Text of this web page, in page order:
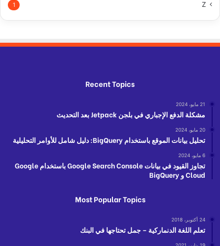
Z
1
Recent Topics
21 مايو، 2024
مشكلة الدفع الإجباري في بلجن Jetpack بعد التحديث
20 مايو، 2024
تحليل بيانات الموقع باستخدام BigQuery: دليل شامل للأوامر التحليلية
6 مايو، 2024
تجاوز القيود في بيانات Google Search Console باستخدام Google
Cloud و BigQuery
Most Popular Topics
24 أكتوبر، 2018
تعلم اللغة الدنماركية – جمل تحتاجها في البنك